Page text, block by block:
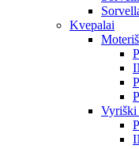
Kvepalai
Vyriški